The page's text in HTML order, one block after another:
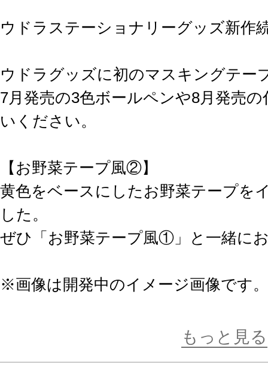
もっと見る
ウドラステーショナリーグッズ新作
ウドラグッズに初のマスキングテー
7月発売の3色ボールペンや8月発売
いください。
【お野菜テープ風②】
黄色をベースにしたお野菜テープを
した。
ぜひ「お野菜テープ風①」と一緒に
※画像は開発中のイメージ画像です